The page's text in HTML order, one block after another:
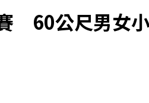
60公尺男女